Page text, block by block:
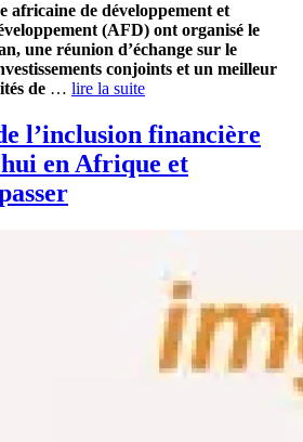
africaine de développement et
(AFD) ont organisé le
une réunion d’échange sur le
conjoints et un meilleur
de … lire la suite
l’inclusion financière
en Afrique et